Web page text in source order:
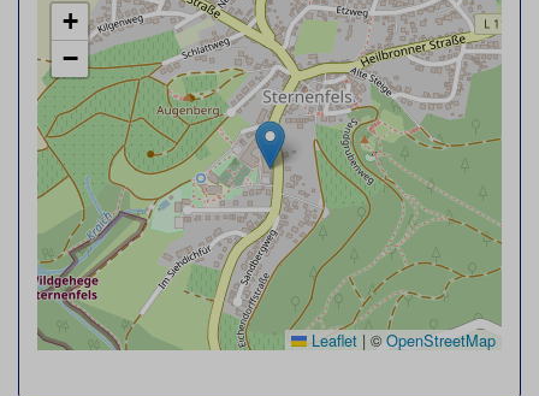
+
−
Leaflet | ©OpenStreetMap